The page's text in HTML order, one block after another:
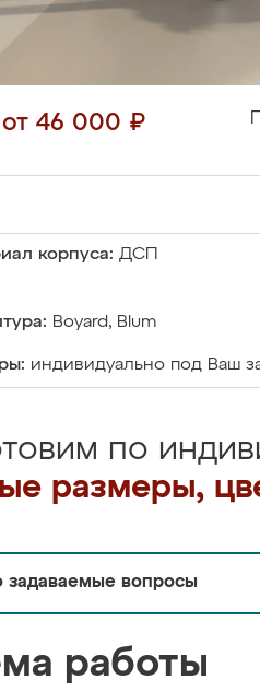
от 46 000 ₽
корпуса: ДСП
Boyard, Blum
индивидуально под Ваш
по
размеры,
задаваемые вопросы
работы